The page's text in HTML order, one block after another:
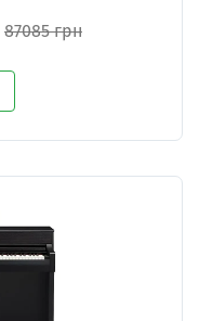
87085 грн